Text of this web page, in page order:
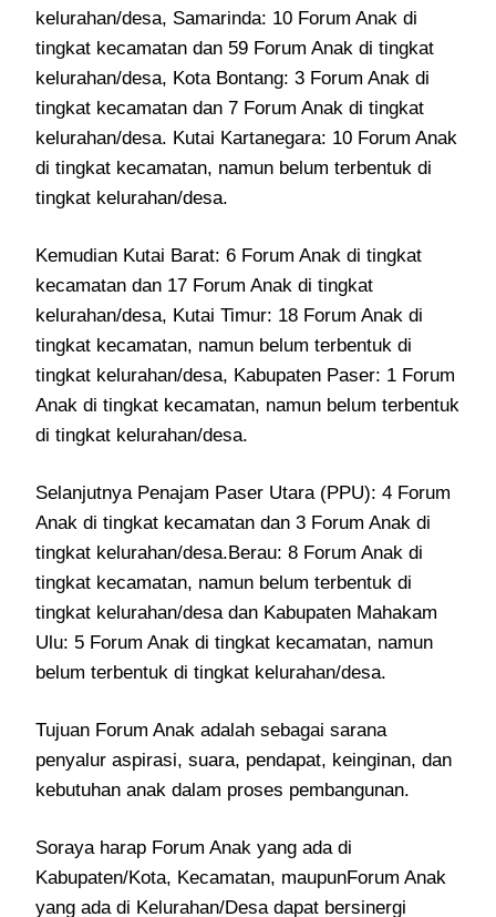
kelurahan/desa, Samarinda: 10 Forum Anak di
tingkat kecamatan dan 59 Forum Anak di tingkat
kelurahan/desa, Kota Bontang: 3 Forum Anak di
tingkat kecamatan dan 7 Forum Anak di tingkat
kelurahan/desa. Kutai Kartanegara: 10 Forum Anak
di tingkat kecamatan, namun belum terbentuk di
tingkat kelurahan/desa.
Kemudian Kutai Barat: 6 Forum Anak di tingkat
kecamatan dan 17 Forum Anak di tingkat
kelurahan/desa, Kutai Timur: 18 Forum Anak di
tingkat kecamatan, namun belum terbentuk di
tingkat kelurahan/desa, Kabupaten Paser: 1 Forum
Anak di tingkat kecamatan, namun belum terbentuk
di tingkat kelurahan/desa.
Selanjutnya Penajam Paser Utara (PPU): 4 Forum
Anak di tingkat kecamatan dan 3 Forum Anak di
tingkat kelurahan/desa.Berau: 8 Forum Anak di
tingkat kecamatan, namun belum terbentuk di
tingkat kelurahan/desa dan Kabupaten Mahakam
Ulu: 5 Forum Anak di tingkat kecamatan, namun
belum terbentuk di tingkat kelurahan/desa.
Tujuan Forum Anak adalah sebagai sarana
penyalur aspirasi, suara, pendapat, keinginan, dan
kebutuhan anak dalam proses pembangunan.
Soraya harap Forum Anak yang ada di
Kabupaten/Kota, Kecamatan, maupunForum Anak
yang ada di Kelurahan/Desa dapat bersinergi